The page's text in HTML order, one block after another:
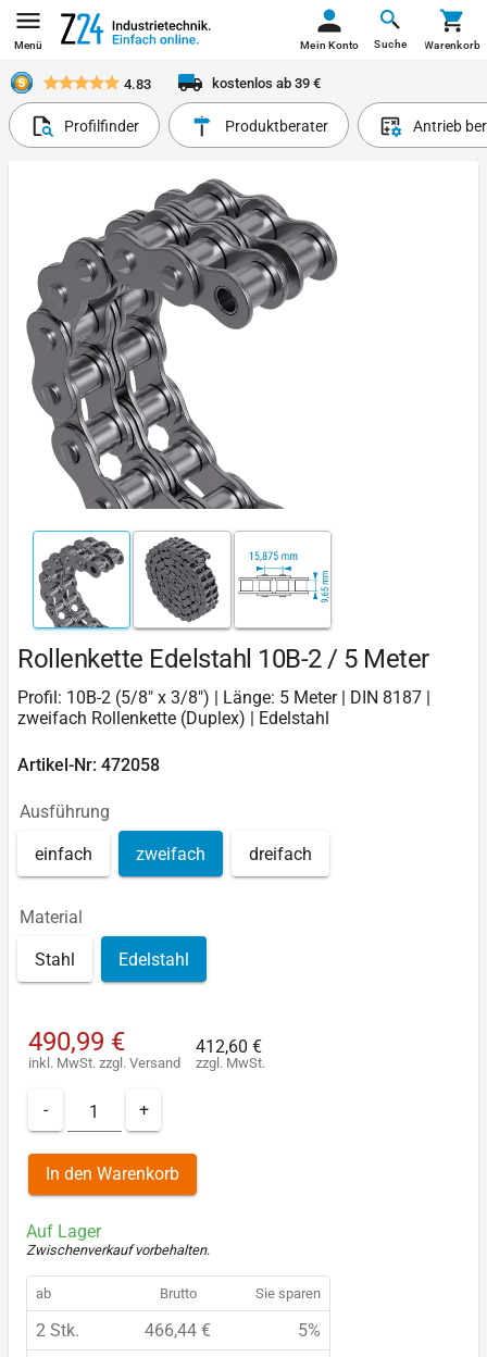
Menü Suche
Mein Konto Warenkorb
4.83 kostenlos ab 39 €
Profilfinder Produktberater Antrieb
Rollenkette Edelstahl 10B-2 / 5 Meter
Profil: 10B-2 (5/8" x 3/8") | Länge: 5 Meter | DIN 8187 |
zweifach Rollenkette (Duplex) | Edelstahl
Artikel-Nr: 472058
Ausführung
einfach zweifach dreifach
Material
Stahl Edelstahl
490,99 €
inkl. MwSt. zzgl. Versand
412,60 €
zzgl. MwSt.
- +
In den Warenkorb
Auf Lager
Zwischenverkauf vorbehalten.
ab Brutto Sie sparen
2 Stk. 466,44 €
5%